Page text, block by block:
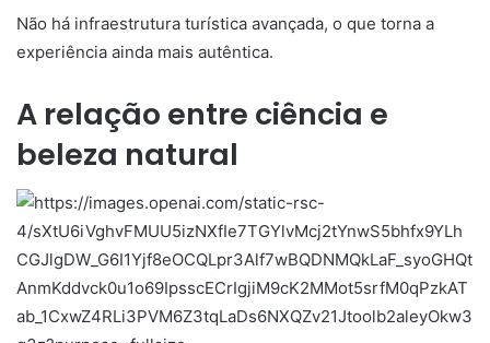
Não há infraestrutura turística avançada, o que torna a
experiência ainda mais autêntica.
A relação entre ciência e
beleza natural